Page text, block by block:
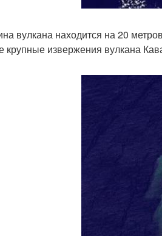
вулкана находится на 20
извержения вулкана